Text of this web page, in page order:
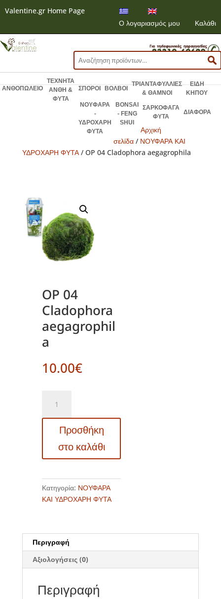
Valentine.gr Home Page
Ο λογαριασμός μου
Καλάθι
Αναζήτηση
για:
ΑΝΘΟΠΩΛΕΙΟ
ΤΕΧΝΗΤΑ
ΑΝΘΗ &
ΦΥΤΑ
ΣΠΟΡΟΙ ΒΟΛΒΟΙ
ΤΡΙΑΝΤΑΦΥΛΛΙΕΣ
& ΘΑΜΝΟΙ
ΕΙΔΗ
ΚΗΠΟΥ
ΝΟΥΦΑΡΑ
-
ΥΔΡΟΧΑΡΗ
ΦΥΤΑ
BONSAI
- FENG
SHUI
ΣΑΡΚΟΦΑΓΑ
ΦΥΤΑ
ΔΙΑΦΟΡΑ
Αρχική
σελίδα / ΝΟΥΦΑΡΑ ΚΑΙ
ΥΔΡΟΧΑΡΗ ΦΥΤΑ/ OP 04 Cladophora aegagrophila
OP 04
Cladophora
aegagrophil
a
10.00€
Cladophora
aegagrophila
Προσθήκη
στο καλάθι
Κατηγορία: ΝΟΥΦΑΡΑ
ΚΑΙ ΥΔΡΟΧΑΡΗ ΦΥΤΑ
Περιγραφή
Αξιολογήσεις (0)
Περιγραφή